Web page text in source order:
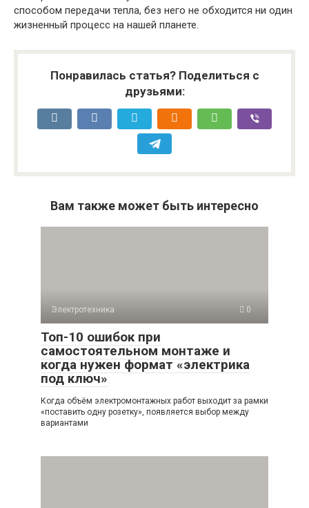
способом передачи тепла, без него не обходится ни один
жизненный процесс на нашей планете.
Понравилась статья? Поделиться с
друзьями:
Вам также может быть интересно
Электротехника 0
Топ-10 ошибок при
самостоятельном монтаже и
когда нужен формат «электрика
под ключ»
Когда объём электромонтажных работ выходит за рамки
«поставить одну розетку», появляется выбор между
вариантами